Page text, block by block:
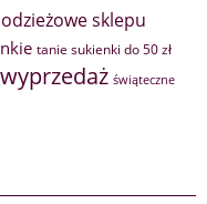
sklepu
tanie sukienki do 50 zł
wyprzedaż świąteczne